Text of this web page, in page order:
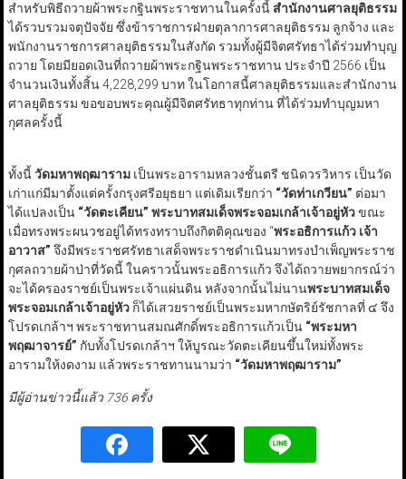
สำหรับพิธีถวายผ้าพระกฐินพระราชทานในครั้งนี้ สำนักงานศาลยุติธรรม
ได้รวบรวมจตุปัจจัย ซึ่งข้าราชการฝ่ายตุลาการศาลยุติธรรม ลูกจ้าง และ
พนักงานราชการศาลยุติธรรมในสังกัด รวมทั้งผู้มีจิตศรัทธาได้ร่วมทำบุญ
ถวาย โดยมียอดเงินที่ถวายผ้าพระกฐินพระราชทาน ประจำปี 2566 เป็น
จำนวนเงินทั้งสิ้น 4,228,299 บาท ในโอกาสนี้ศาลยุติธรรมและสำนักงาน
ศาลยุติธรรม ขอขอบพระคุณผู้มีจิตศรัทธาทุกท่าน ที่ได้ร่วมทำบุญมหา
กุศลครั้งนี้
ทั้งนี้วัดมหาพฤฒารามเป็นพระอารามหลวงชั้นตรี ชนิดวรวิหาร เป็นวัด
เก่าแก่มีมาตั้งแต่ครั้งกรุงศรีอยุธยา แต่เดิมเรียกว่า “วัดท่าเกวียน” ต่อมา
ได้แปลงเป็น “วัดตะเคียน” พระบาทสมเด็จพระจอมเกล้าเจ้าอยู่หัวขณะ
เมื่อทรงพระผนวชอยู่ได้ทรงทราบถึงกิตติคุณของ “พระอธิการแก้ว เจ้า
อาวาส” จึงมีพระราชศรัทธาเสด็จพระราชดำเนินมาทรงบำเพ็ญพระราช
กุศลถวายผ้าป่าที่วัดนี้ ในคราวนั้นพระอธิการแก้ว จึงได้ถวายพยากรณ์ว่า
จะได้ครองราชย์เป็นพระเจ้าแผ่นดิน หลังจากนั้นไม่นานพระบาทสมเด็จ
พระจอมเกล้าเจ้าอยู่หัวก็ได้เสวยราชย์เป็นพระมหากษัตริย์รัชกาลที่ ๔ จึง
โปรดเกล้าฯ พระราชทานสมณศักดิ์พระอธิการแก้วเป็น “พระมหา
พฤฒาจารย์” กับทั้งโปรดเกล้าฯ ให้บูรณะวัดตะเคียนขึ้นใหม่ทั้งพระ
อารามให้งดงาม แล้วพระราชทานนามว่า “วัดมหาพฤฒาราม”
มีผู้อ่านข่าวนี้แล้ว 736 ครั้ง